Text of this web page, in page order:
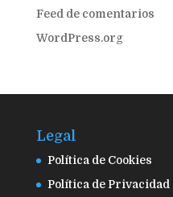
Feed de comentarios
WordPress.org
Legal
Política de Cookies
Política de Privacidad